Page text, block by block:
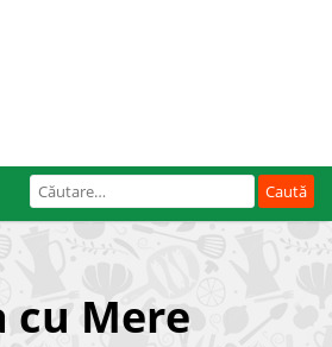
Caută
după:
Mere